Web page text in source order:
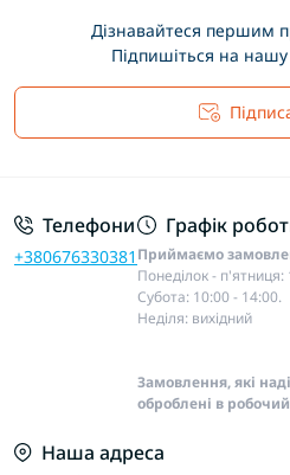
Дізнавайтеся першим
Підпишіться на
Телефони
+380676330381
Графік
Приймаємо
Понеділок - п'ятниця:
Субота: 10:00 - 14:00.
Неділя: вихідний
Замовлення, які
оброблені в
Наша адреса